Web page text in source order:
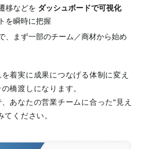
移などを ダッシュボードで可視化
を瞬時に把握
、まず一部のチーム／商材から始め
着実に成果につなげる体制に変え
橋渡しになります。
あなたの営業チームに合った“見え
てください。